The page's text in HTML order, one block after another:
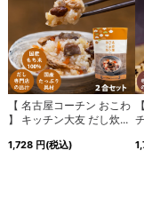
【 名古屋コーチン おこわ
】 キッチン大友 だし炊...
1,728円(税込)